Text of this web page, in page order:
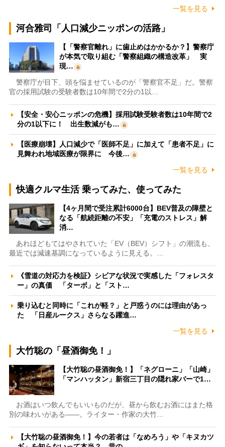
一覧を見る
河合雅司「人口減少ニッポンの活路」
【「警察官離れ」に歯止めはかかるか？】警察庁
が本気で取り組む「警察組織の構造改革」 実
現…
警察庁が目下、頭を悩ませているのが「警察官不足」だ。警察
官の採用試験の受験者数は10年間で2分の1以…
【安全・安心ニッポンの危機】採用試験受験者数は10年間で2
分の1以下に！ 出生数減がも…
【医療崩壊】人口減少で「医師不足」に加えて「患者不足」に
見舞われ地域医療が限界に 今後…
一覧を見る
快適クルマ生活 乗ってみた、使ってみた
【4ヶ月間で受注累計6000台】BEV普及の障壁と
なる「航続距離の不安」「充電のストレス」解
消…
あれほどもてはやされていた「EV（BEV）シフト」の潮流も、
最近では減速基調になっているように見える。…
《雪道の対応力を検証》シビアな状況で実感した「フォレスタ
ー」の真価 「ターボ」と「スト…
乗り込むと同時に「これが軽？」と戸惑うのには理由があっ
た 「日産ルークス」さらなる躍進…
一覧を見る
大竹聡の「昼酒御免！」
【大竹聡の昼酒御免！】「ネグローニ」「山崎」
「マンハッタン」新宿三丁目の隠れ家バーで1…
お酒はいつ飲んでもいいものだが、昼から飲むお酒にはまた格
別の味わいがある――。ライター・作家の大竹…
【大竹聡の昼酒御免！】今の若者は「なめろう」や「キヌカツ